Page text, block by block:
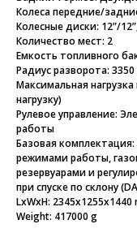
Колеса передние/
Колесные диски: 12”/
Количество мест: 2
Емкость топливного
Радиус разворота:
Максимальная
нагрузку)
Рулевое управление:
работы
Базовая комплектация:
режимами работы,
резервуарами и
при спуске по склону
LxWxH: 2345x1255x1440
Weight: 417000 g